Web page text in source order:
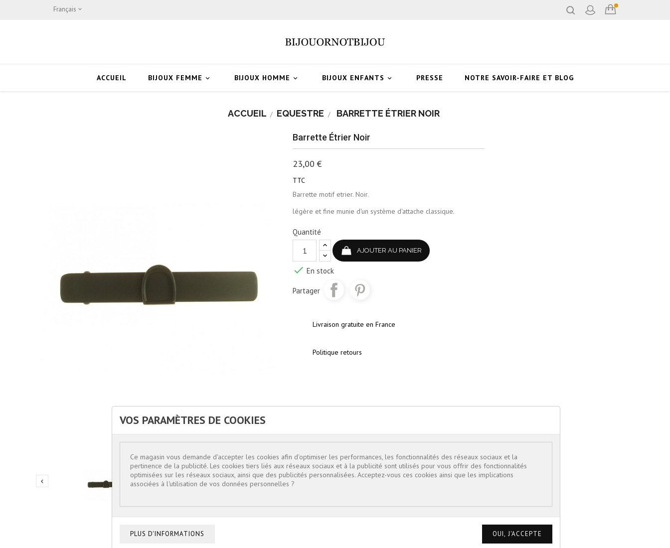
Français 
ACCUEIL 
BIJOUX FEMME 
BIJOUX HOMME 
BIJOUX ENFANTS PRESSE NOTRE SAVOIR-FAIRE ET BLOG
ACCUEIL EQUESTRE BARRETTE ÉTRIER NOIR

 
Barrette Étrier Noir
23,00 €
TTC
Barrette motif etrier. Noir.
légère et fine munie d'un système d'attache classique.
Quantité
AJOUTER AU PANIER
 En stock
Partager
Livraison gratuite en France
Politique retours
VOS PARAMÈTRES DE COOKIES
Ce magasin vous demande d'accepter les cookies afin d'optimiser les performances, les fonctionnalités des réseaux sociaux et la
pertinence de la publicité. Les cookies tiers liés aux réseaux sociaux et à la publicité sont utilisés pour vous offrir des fonctionnalités
optimisées sur les réseaux sociaux, ainsi que des publicités personnalisées. Acceptez-vous ces cookies ainsi que les implications
associées à l'utilisation de vos données personnelles ?